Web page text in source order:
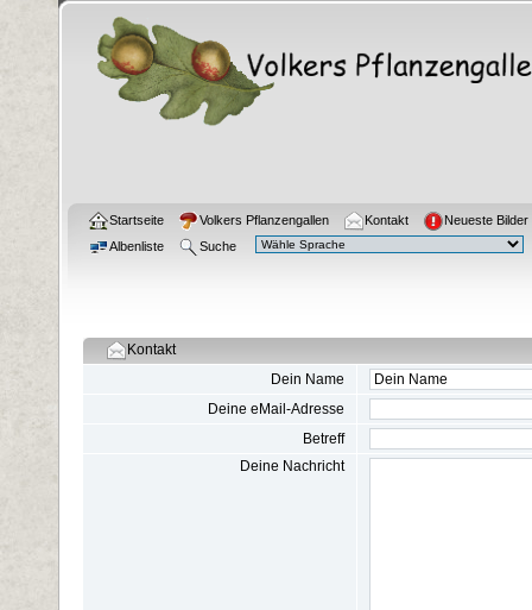
Startseite Volkers Pflanzengallen Kontakt
Neueste Bilder
Albenliste
Suche
Kontakt
Dein Name
Deine eMail-Adresse
Betreff
Deine Nachricht